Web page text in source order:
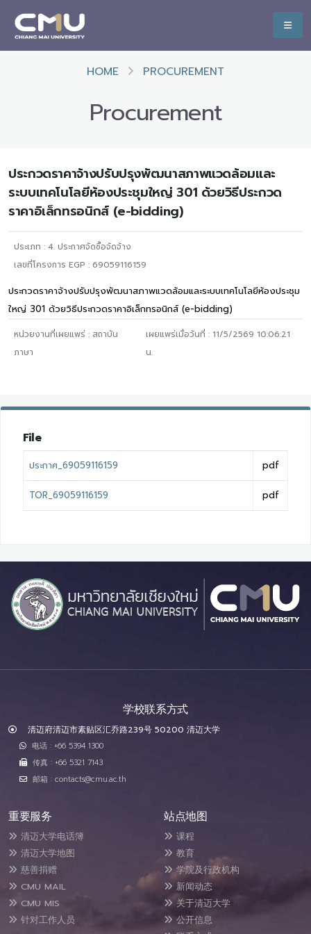
HOME PROCUREMENT
Procurement
ประกวดราคาจ้างปรับปรุงพัฒนาสภาพแวดล้อมและ
ระบบเทคโนโลยีห้องประชุมใหญ่ 301 ด้วยวิธีประกวด
ราคาอิเล็กทรอนิกส์ (e-bidding)
ประเภท : 4. ประกาศจัดซื้อจัดจ้าง
เลขที่โครงการ EGP : 69059116159
ประกวดราคาจ้างปรับปรุงพัฒนาสภาพแวดล้อมและระบบเทคโนโลยีห้องประชุม
ใหญ่ 301 ด้วยวิธีประกวดราคาอิเล็กทรอนิกส์ (e-bidding)
หน่วยงานที่เผยแพร่ : สถาบัน
ภาษา
เผยแพร่เมื่อวันที่ : 11/5/2569 10:06:21
น.
File
ประกาศ_69059116159 pdf
TOR_69059116159 pdf
学校联系方式
清迈府清迈市素贴区汇乔路239号 50200 清迈大学
电话 : +66 5394 1300
传真 : +66 5321 7143
邮箱 : contacts@cmu.ac.th
重要服务
清迈大学电话簿
清迈大学地图
慈善捐赠
CMU MAIL
CMU MIS
针对工作人员
站点地图
课程
教育
学院及行政机构
新闻动态
关于清迈大学
公开信息